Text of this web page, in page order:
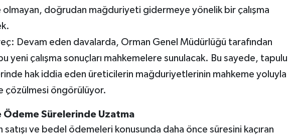
doğrudan mağduriyeti gidermeye yönelik bir çalışma
Devam eden davalarda, Orman Genel Müdürlüğü tarafından
yeni çalışma sonuçları mahkemelere sunulacak. Bu sayede, tapulu
hak iddia eden üreticilerin mağduriyetlerinin mahkeme yoluyla
çözülmesi öngörülüyor.
Ödeme Sürelerinde Uzatma
ve bedel ödemeleri konusunda daha önce süresini kaçıran